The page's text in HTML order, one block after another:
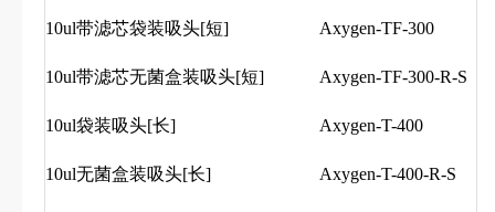
10ul带滤芯袋装吸头[短] Axygen-TF-300
10ul带滤芯无菌盒装吸头[短] Axygen-TF-300-R-S
10ul袋装吸头[长] Axygen-T-400
10ul无菌盒装吸头[长] Axygen-T-400-R-S